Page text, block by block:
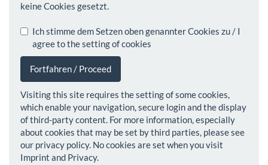
keine Cookies gesetzt.
Ich stimme dem Setzen oben genannter Cookies zu / I
agree to the setting of cookies
Fortfahren / Proceed
Visiting this site requires the setting of some cookies,
which enable your navigation, secure login and the display
of third-party content. For more information, especially
about cookies that may be set by third parties, please see
our privacy policy. No cookies are set when you visit
Imprint and Privacy.